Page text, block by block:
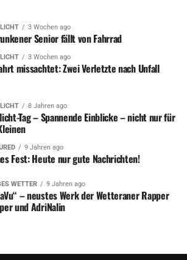
3 Wochen ago
Senior fällt von Fahrrad
3 Wochen ago
missachtet: Zwei Verletzte nach Unfall
8 Jahren ago
Tag – Spannende Einblicke – nicht nur für
9 Jahren ago
Fest: Heute nur gute Nachrichten!
WETTER 9 Jahren ago
– neustes Werk der Wetteraner Rapper
und AdriNalin